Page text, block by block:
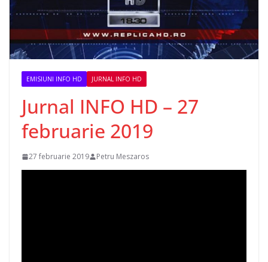
EMISIUNI INFO HD JURNAL INFO HD
Jurnal INFO HD – 27
februarie 2019
27 februarie 2019 Petru Meszaros